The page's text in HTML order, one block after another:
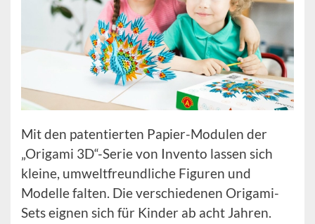
Mit den patentierten Papier-Modulen der
„Origami 3D“-Serie von Invento lassen sich
kleine, umweltfreundliche Figuren und
Modelle falten. Die verschiedenen Origami-
Sets eignen sich für Kinder ab acht Jahren.